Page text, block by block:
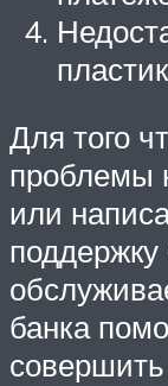
Для того
проблемы
или
банка
совершить